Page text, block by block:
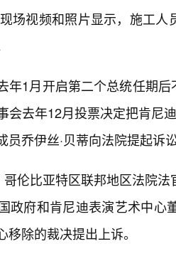
场视频和照片显示，施工
年1月开启第二个总统任期
会去年12月投票决定把肯尼
员乔伊丝·贝蒂向法院提起
伦比亚特区联邦地区法院
政府和肯尼迪表演艺术中
除的裁决提出上诉。